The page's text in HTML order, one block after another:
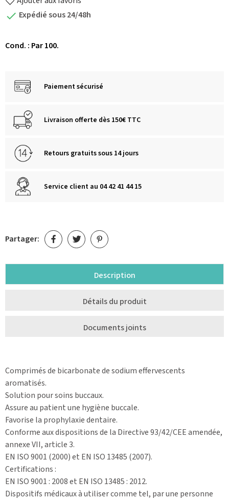
 Expédié sous 24/48h
Cond. : Par 100.
Paiement sécurisé
Livraison offerte dès 150€ TTC
Retours gratuits sous 14 jours
Service client au 04 42 41 44 15
Partager:
Description
Détails du produit
Documents joints
Comprimés de bicarbonate de sodium effervescents
aromatisés.
Solution pour soins buccaux.
Assure au patient une hygiène buccale.
Favorise la prophylaxie dentaire.
Conforme aux dispositions de la Directive 93/42/CEE amendée,
annexe VII, article 3.
EN ISO 9001 (2000) et EN ISO 13485 (2007).
Certifications :
EN ISO 9001 : 2008 et EN ISO 13485 : 2012.
Dispositifs médicaux à utiliser comme tel, par une personne